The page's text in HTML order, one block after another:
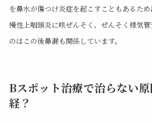
を鼻水が傷つけ炎症を起こすこともあるため
慢性上咽頭炎に咳ぜんそく、ぜんそく様気
のはこの後鼻漏も関係しています。
Bスポット治療で治らない
経？